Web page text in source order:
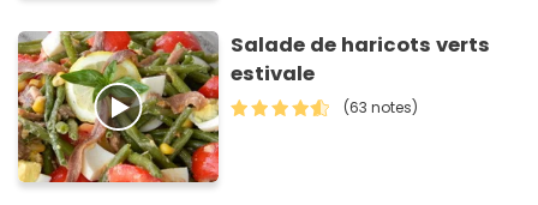
Salade de haricots verts
estivale
(63 notes)